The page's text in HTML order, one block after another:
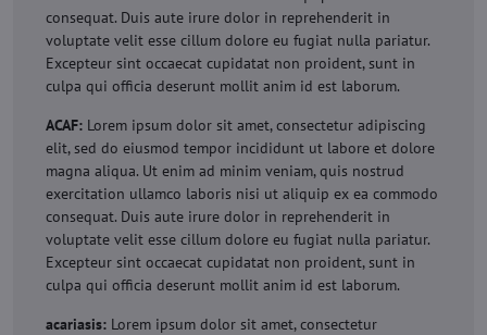
consequat. Duis aute irure dolor in reprehenderit in
voluptate velit esse cillum dolore eu fugiat nulla pariatur.
Excepteur sint occaecat cupidatat non proident, sunt in
culpa qui officia deserunt mollit anim id est laborum.
ACAF: Lorem ipsum dolor sit amet, consectetur adipiscing
elit, sed do eiusmod tempor incididunt ut labore et dolore
magna aliqua. Ut enim ad minim veniam, quis nostrud
exercitation ullamco laboris nisi ut aliquip ex ea commodo
consequat. Duis aute irure dolor in reprehenderit in
voluptate velit esse cillum dolore eu fugiat nulla pariatur.
Excepteur sint occaecat cupidatat non proident, sunt in
culpa qui officia deserunt mollit anim id est laborum.
acariasis: Lorem ipsum dolor sit amet, consectetur